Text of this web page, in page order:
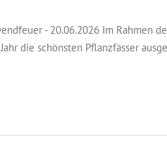
- 20.06.2026 Im Rahmen
die schönsten Pflanzfässer